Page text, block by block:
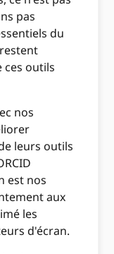
pas
du
ces outils
nos
leurs outils
est nos
aux
les
d'écran.